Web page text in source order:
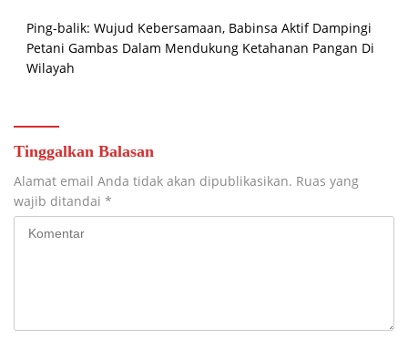
Ping-balik: Wujud Kebersamaan, Babinsa Aktif Dampingi
Petani Gambas Dalam Mendukung Ketahanan Pangan Di
Wilayah
Tinggalkan Balasan
Alamat email Anda tidak akan dipublikasikan. Ruas yang
wajib ditandai *